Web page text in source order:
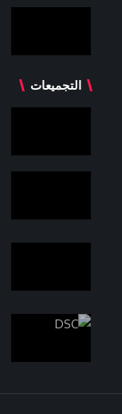
التجميعات